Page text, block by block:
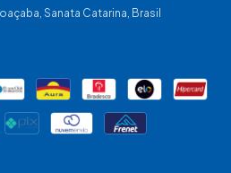
Sanata Catarina, Brasil